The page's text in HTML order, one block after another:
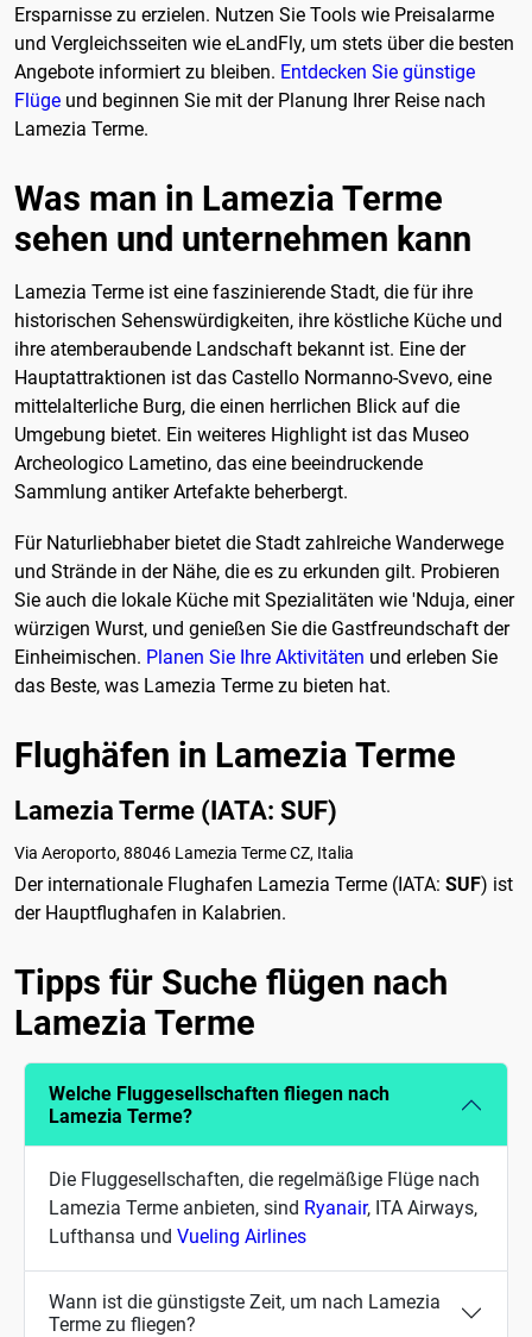
Ersparnisse zu erzielen. Nutzen Sie Tools wie Preisalarme
und Vergleichsseiten wie eLandFly, um stets über die besten
Angebote informiert zu bleiben. Entdecken Sie günstige
Flüge und beginnen Sie mit der Planung Ihrer Reise nach
Lamezia Terme.
Was man in Lamezia Terme
sehen und unternehmen kann
Lamezia Terme ist eine faszinierende Stadt, die für ihre
historischen Sehenswürdigkeiten, ihre köstliche Küche und
ihre atemberaubende Landschaft bekannt ist. Eine der
Hauptattraktionen ist das Castello Normanno-Svevo, eine
mittelalterliche Burg, die einen herrlichen Blick auf die
Umgebung bietet. Ein weiteres Highlight ist das Museo
Archeologico Lametino, das eine beeindruckende
Sammlung antiker Artefakte beherbergt.
Für Naturliebhaber bietet die Stadt zahlreiche Wanderwege
und Strände in der Nähe, die es zu erkunden gilt. Probieren
Sie auch die lokale Küche mit Spezialitäten wie 'Nduja, einer
würzigen Wurst, und genießen Sie die Gastfreundschaft der
Einheimischen. Planen Sie Ihre Aktivitäten und erleben Sie
das Beste, was Lamezia Terme zu bieten hat.
Flughäfen in Lamezia Terme
Lamezia Terme (IATA: SUF)
Via Aeroporto, 88046 Lamezia Terme CZ, Italia
Der internationale Flughafen Lamezia Terme (IATA: SUF) ist
der Hauptflughafen in Kalabrien.
Tipps für Suche flügen nach
Lamezia Terme
Welche Fluggesellschaften fliegen nach
Lamezia Terme?
Die Fluggesellschaften, die regelmäßige Flüge nach
Lamezia Terme anbieten, sind Ryanair, ITA Airways,
Lufthansa und Vueling Airlines
Wann ist die günstigste Zeit, um nach Lamezia
Terme zu fliegen?